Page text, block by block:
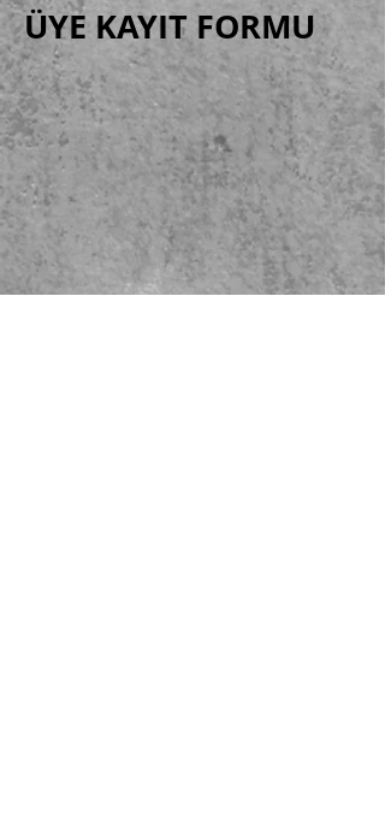
ÜYE KAYIT FORMU